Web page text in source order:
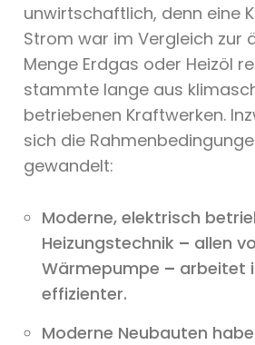
unwirtschaftlich, denn eine
Strom war im Vergleich zur
Menge Erdgas oder Heizöl
stammte lange aus
betriebenen Kraftwerken.
sich die
gewandelt:
Moderne, elektrisch
Heizungstechnik – allen
Wärmepumpe – arbeitet
effizienter.
Moderne Neubauten